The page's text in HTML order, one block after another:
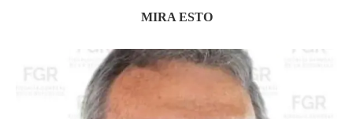
MIRA ESTO